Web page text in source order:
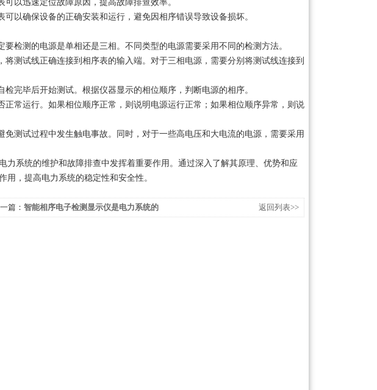
以迅速定位故障原因，提高故障排查效率。
确保设备的正确安装和运行，避免因相序错误导致设备损坏。
测的电源是单相还是三相。不同类型的电源需要采用不同的检测方法。
试线正确连接到相序表的输入端。对于三相电源，需要分别将测试线连接到
毕后开始测试。根据仪器显示的相位顺序，判断电源的相序。
常运行。如果相位顺序正常，则说明电源运行正常；如果相位顺序异常，则说
测试过程中发生触电事故。同时，对于一些高电压和大电流的电源，需要采用
力系统的维护和故障排查中发挥着重要作用。通过深入了解其原理、优势和应
用，提高电力系统的稳定性和安全性。
篇： 智能相序电子检测显示仪是电力系统的
返回列表>>